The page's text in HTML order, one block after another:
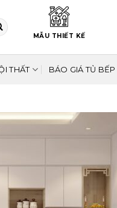
MẪU THIẾT KẾ
THẤT BÁO GIÁ TỦ BẾP